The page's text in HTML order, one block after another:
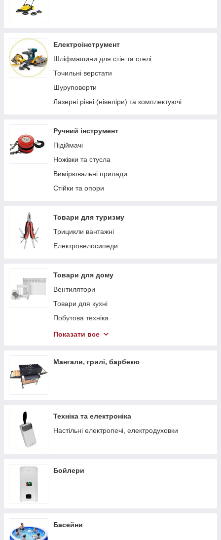
Електроінструмент
Шліфмашини для стін та стелі
Точильні верстати
Шуруповерти
Лазерні рівні (нівеліри) та комплектуючі
Ручний інструмент
Підіймачі
Ножівки та стусла
Вимірювальні прилади
Стійки та опори
Товари для туризму
Трицикли вантажні
Електровелосипеди
Товари для дому
Вентилятори
Товари для кухні
Побутова техніка
Теплові гармати
Стелажі
Показати все
Мангали, грилі, барбекю
Техніка та електроніка
Настільні електропечі, електродуховки
Бойлери
Басейни